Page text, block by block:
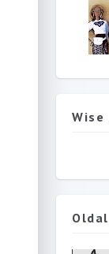
Wise